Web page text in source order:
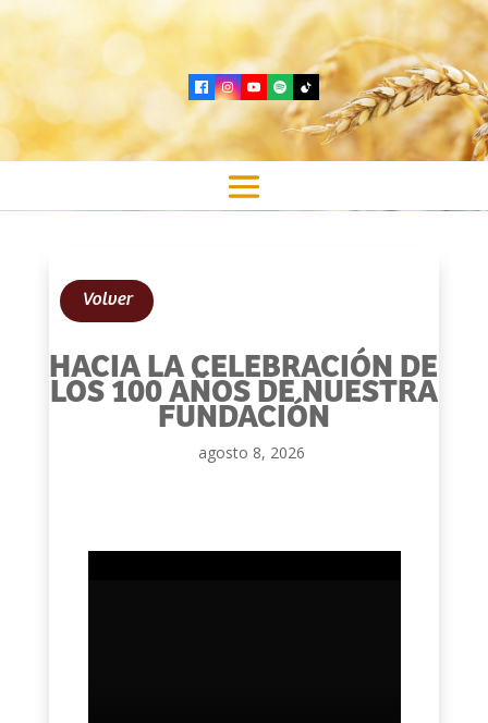
Volver
HACIA LA CELEBRACIÓN DE
LOS 100 AÑOS DE NUESTRA
FUNDACIÓN
agosto 8, 2026